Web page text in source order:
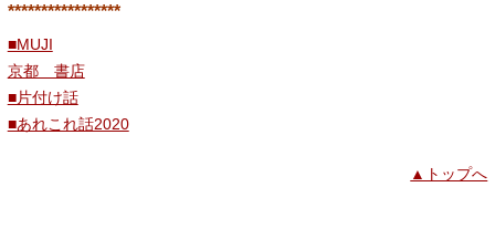
*****************
■MUJI
京都 書店
■片付け話
■あれこれ話2020
▲トップへ